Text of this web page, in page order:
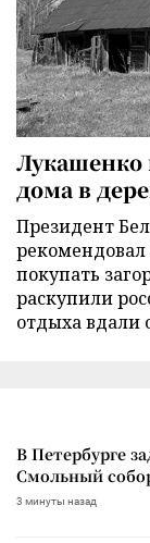
Лукашенко
дома в
Президент
покупать
раскупили
отдыха вдали
В Петербурге
Смольный
3 минуты назад